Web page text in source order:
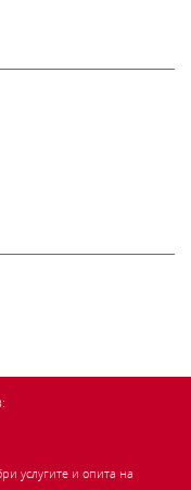
услугите и опита на